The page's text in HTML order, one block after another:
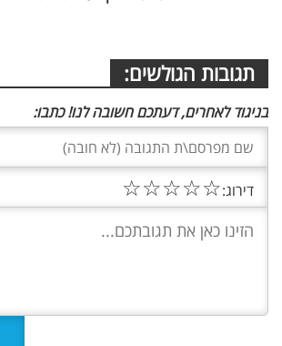
תגובות הגולשים:
בניגוד לאחרים, דעתכם חשובה לנו! כתבו:
דירוג:☆
☆
☆
☆
☆